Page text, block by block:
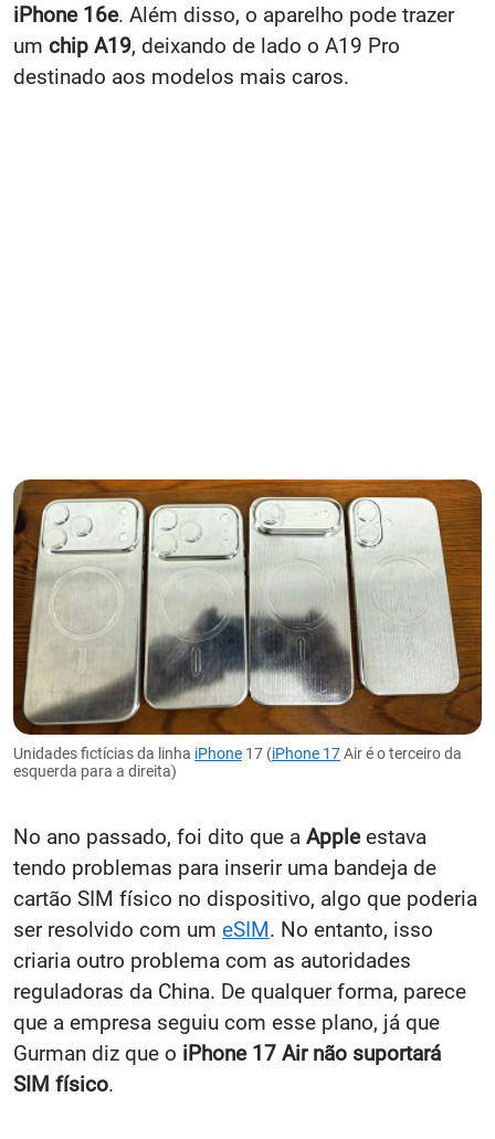
iPhone 16e. Além disso, o aparelho pode trazer
um chip A19, deixando de lado o A19 Pro
destinado aos modelos mais caros.
Unidades fictícias da linha iPhone 17 (iPhone 17Air é o terceiro da
esquerda para a direita)
No ano passado, foi dito que a Appleestava
tendo problemas para inserir uma bandeja de
cartão SIM físico no dispositivo, algo que poderia
ser resolvido com um eSIM. No entanto, isso
criaria outro problema com as autoridades
reguladoras da China. De qualquer forma, parece
que a empresa seguiu com esse plano, já que
Gurman diz que o iPhone 17 Air não suportará
SIM físico.